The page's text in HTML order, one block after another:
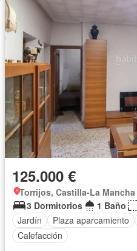
125.000 €
Torrijos, Castilla-La Mancha
3 Dormitorios
1 Baño
Jardín
Plaza aparcamiento
Calefacción